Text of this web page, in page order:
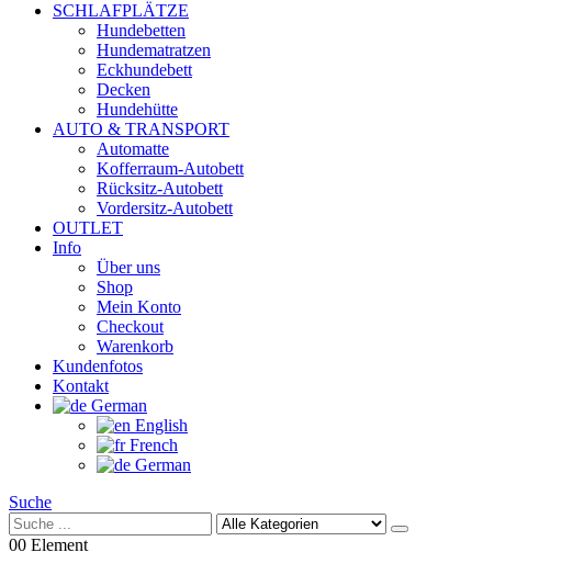
SCHLAFPLÄTZE
Hundebetten
Hundematratzen
Eckhundebett
Decken
Hundehütte
AUTO & TRANSPORT
Automatte
Kofferraum-Autobett
Rücksitz-Autobett
Vordersitz-Autobett
OUTLET
Info
Über uns
Shop
Mein Konto
Checkout
Warenkorb
Kundenfotos
Kontakt
German
English
French
German
Suche
00 Element